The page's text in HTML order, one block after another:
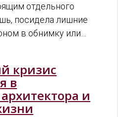
отдельного
посидела лишние
в обнимку или…
кризис
в
и